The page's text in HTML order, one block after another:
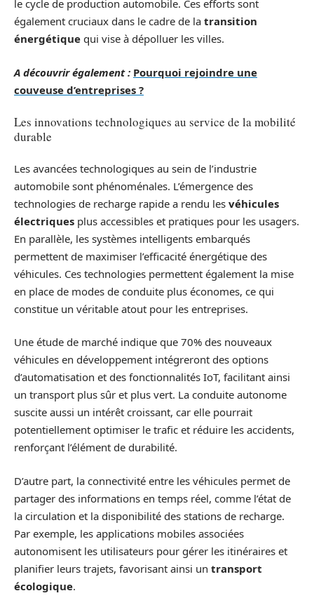
le cycle de production automobile. Ces efforts sont
également cruciaux dans le cadre de la transition
énergétique qui vise à dépolluer les villes.
A découvrir également : Pourquoi rejoindre une
couveuse d’entreprises ?
Les innovations technologiques au service de la mobilité
durable
Les avancées technologiques au sein de l’industrie
automobile sont phénoménales. L’émergence des
technologies de recharge rapide a rendu les véhicules
électriques plus accessibles et pratiques pour les usagers.
En parallèle, les systèmes intelligents embarqués
permettent de maximiser l’efficacité énergétique des
véhicules. Ces technologies permettent également la mise
en place de modes de conduite plus économes, ce qui
constitue un véritable atout pour les entreprises.
Une étude de marché indique que 70% des nouveaux
véhicules en développement intégreront des options
d’automatisation et des fonctionnalités IoT, facilitant ainsi
un transport plus sûr et plus vert. La conduite autonome
suscite aussi un intérêt croissant, car elle pourrait
potentiellement optimiser le trafic et réduire les accidents,
renforçant l’élément de durabilité.
D’autre part, la connectivité entre les véhicules permet de
partager des informations en temps réel, comme l’état de
la circulation et la disponibilité des stations de recharge.
Par exemple, les applications mobiles associées
autonomisent les utilisateurs pour gérer les itinéraires et
planifier leurs trajets, favorisant ainsi un transport
écologique.